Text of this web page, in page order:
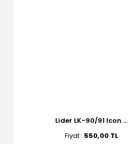
Lider LK-90/91 Icon ...
Fiyat : 550,00 TL